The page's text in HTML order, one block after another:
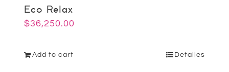
Eco Relax
$36,250.00
Add to cart Detalles